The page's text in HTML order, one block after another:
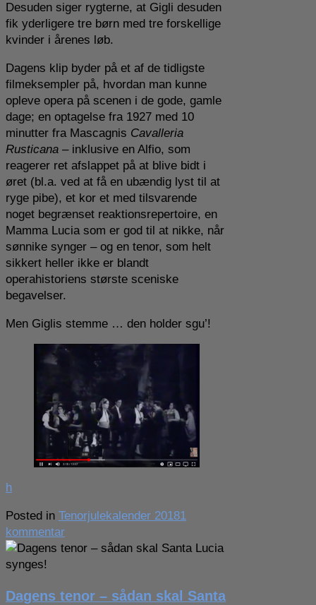
Desuden siger rygterne, at Gigli desuden
fik yderligere tre børn med tre forskellige
kvinder i årenes løb.
Dagens klip byder på et af de tidligste
filmeksempler på, hvordan man kunne
opleve opera på scenen i de gode, gamle
dage; en optagelse fra 1927 med 10
minutter fra Mascagnis Cavalleria
Rusticana – inklusive en Alfio, som
reagerer ret afslappet på at blive bidt i
øret (bl.a. ved at få en ubændig lyst til at
ryge pibe), et kor et med tilsvarende
noget begrænset reaktionsrepertoire, en
Mamma Lucia som er god til at nikke, når
sønnike synger – og en tenor, som helt
sikkert heller ikke er blandt
operahistoriens største sceniske
begavelser.
Men Giglis stemme … den holder sgu’!
h
Posted in Tenorjulekalender 20181
kommentartil
Dagens
en
Dagens tenor – sådan skal Santa